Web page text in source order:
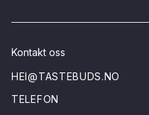
Kontakt oss
HEI@TASTEBUDS.NO
TELEFON